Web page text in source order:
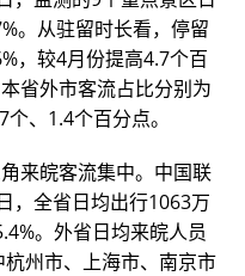
。从驻留时长看，停留
，较4月份提高4.7个百
省外市客流占比分别为
、1.4个百分点。
来皖客流集中。中国联
，全省日均出行1063万
。外省日均来皖人员
州市、上海市、南京市